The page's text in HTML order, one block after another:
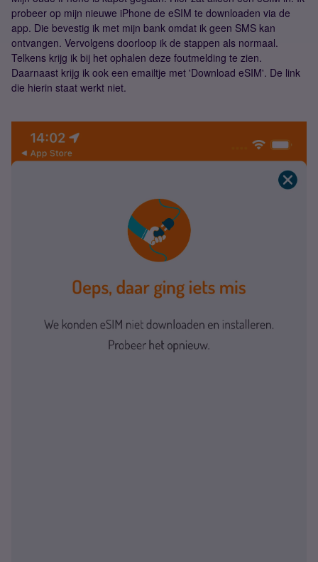
probeer op mijn nieuwe iPhone de eSIM te downloaden via de
app. Die bevestig ik met mijn bank omdat ik geen SMS kan
ontvangen. Vervolgens doorloop ik de stappen als normaal.
Telkens krijg ik bij het ophalen deze foutmelding te zien.
Daarnaast krijg ik ook een emailtje met 'Download eSIM'. De link
die hierin staat werkt niet.